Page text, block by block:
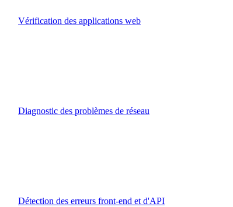
Vérification des applications web
Diagnostic des problèmes de réseau
Détection des erreurs front-end et d'API